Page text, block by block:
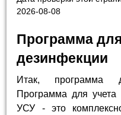
2026-08-08
Программа
дезинфекции
Итак, программа
Программа для учета
УСУ - это